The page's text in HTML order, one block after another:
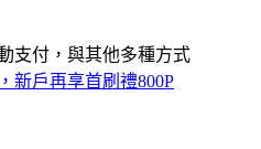
支付，與其他多種方式
新戶再享首刷禮800P